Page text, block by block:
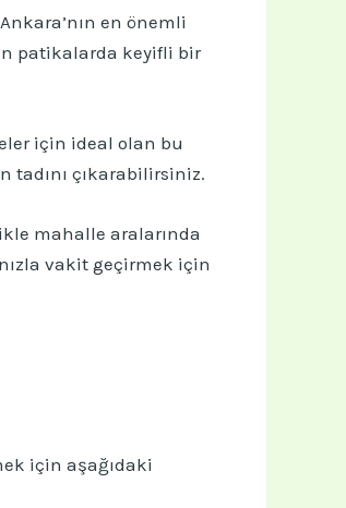
en önemli
patikalarda keyifli bir
için ideal olan bu
tadını çıkarabilirsiniz.
mahalle aralarında
vakit geçirmek için
için aşağıdaki